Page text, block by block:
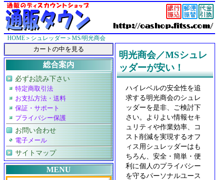
明光商会／MSシュレ
ッダーが安い！
ハイレベルの安全性を追
求する明光商会のシュレ
ッダーを是非、ご検討下
さい。よりよい情報セキ
ュリティや作業効率、コ
スト削減を実現するオフ
ィス用シュレッダーはも
ちろん、安全・簡単・便
利に個人のプライバシー
を守るパーソナルユース
総合案内
必ずお読み下さい
特定商取引法
お支払方法・送料
保証・サポート
プライバシー保護
お問い合わせ
電子メール
サイトマップ
MENU
HOME ＞ シュレッダー ＞MS/明光商会